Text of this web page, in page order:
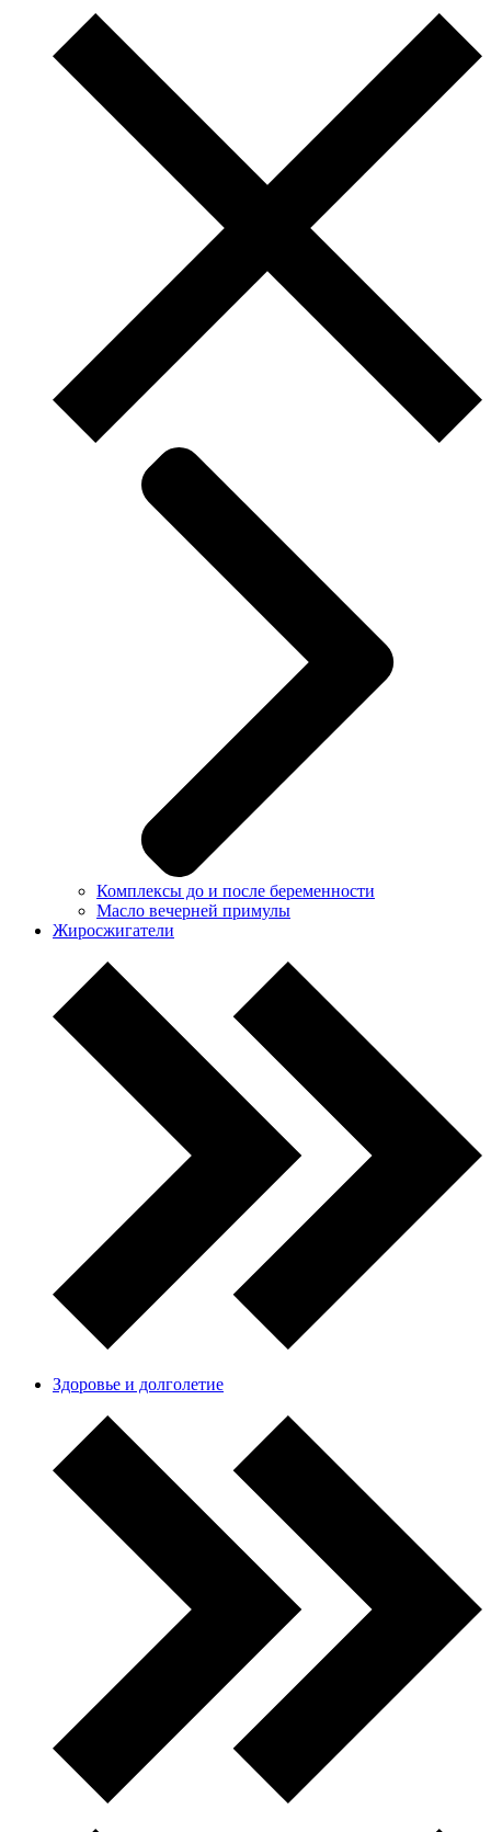
Комплексы до и после беременности
Масло вечерней примулы
Жиросжигатели
Здоровье и долголетие